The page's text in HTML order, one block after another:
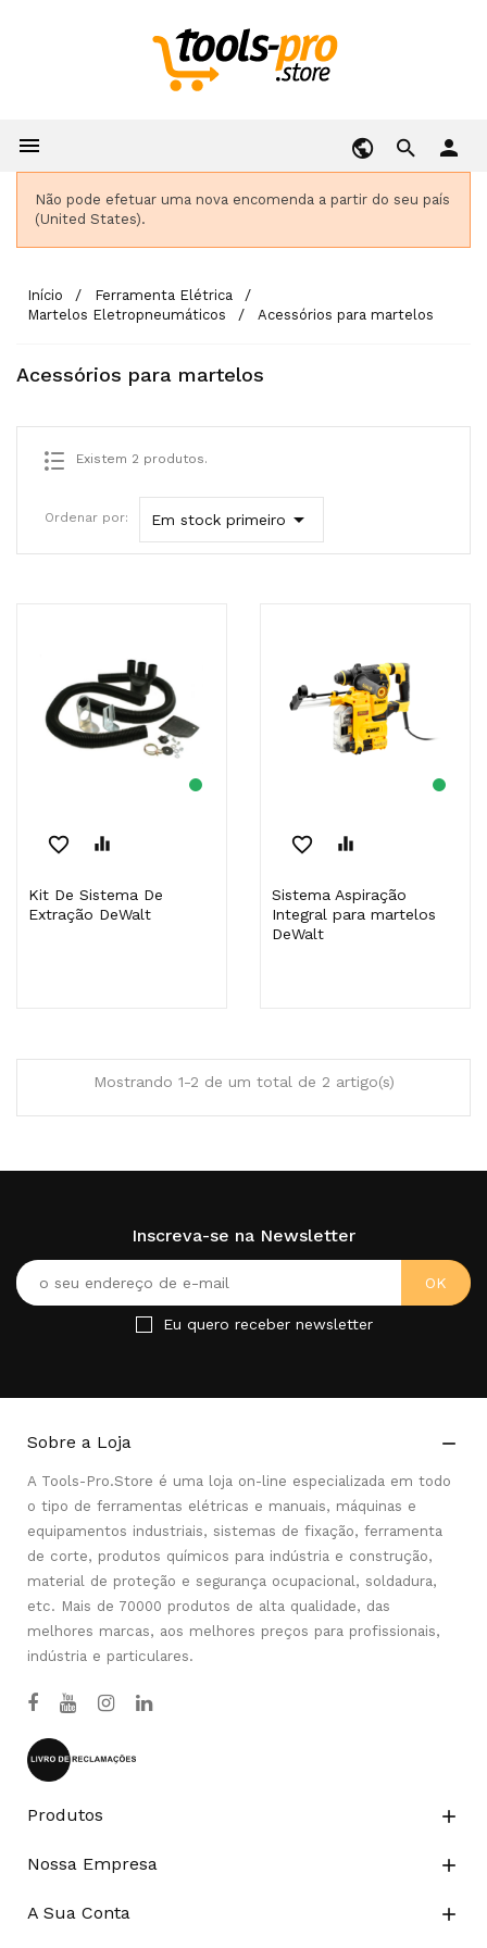
 person
Não pode efetuar uma nova encomenda a partir do seu país
(United States).
Início
Ferramenta Elétrica
Martelos Eletropneumáticos
Acessórios para martelos
Acessórios para martelos
Existem 2 produtos.
Ordenar por: Em stock primeiro 
favorite_border equalizer
Kit De Sistema De
Extração DeWalt
favorite_border equalizer
Sistema Aspiração
Integral para martelos
DeWalt
Mostrando 1-2 de um total de 2 artigo(s)
Inscreva-se na Newsletter
Eu quero receber newsletter
Sobre a Loja 
A Tools-Pro.Store é uma loja on-line especializada em todo
o tipo de ferramentas elétricas e manuais, máquinas e
equipamentos industriais, sistemas de fixação, ferramenta
de corte, produtos químicos para indústria e construção,
material de proteção e segurança ocupacional, soldadura,
etc. Mais de 70000 produtos de alta qualidade, das
melhores marcas, aos melhores preços para profissionais,
indústria e particulares.
Produtos 
Nossa Empresa 
A Sua Conta 